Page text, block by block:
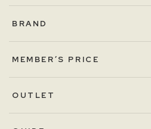
BRAND
MEMBER’S PRICE
OUTLET